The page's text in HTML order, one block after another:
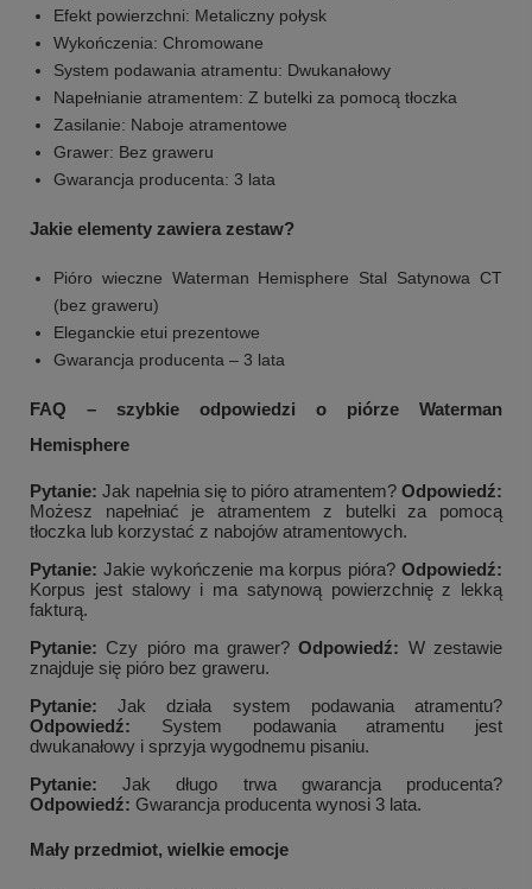
Efekt powierzchni: Metaliczny połysk
Wykończenia: Chromowane
System podawania atramentu: Dwukanałowy
Napełnianie atramentem: Z butelki za pomocą tłoczka
Zasilanie: Naboje atramentowe
Grawer: Bez graweru
Gwarancja producenta: 3 lata
Jakie elementy zawiera zestaw?
Pióro wieczne Waterman Hemisphere Stal Satynowa CT
(bez graweru)
Eleganckie etui prezentowe
Gwarancja producenta – 3 lata
FAQ – szybkie odpowiedzi o piórze Waterman
Hemisphere
Pytanie: Jak napełnia się to pióro atramentem? Odpowiedź:
Możesz napełniać je atramentem z butelki za pomocą
tłoczka lub korzystać z nabojów atramentowych.
Pytanie: Jakie wykończenie ma korpus pióra? Odpowiedź:
Korpus jest stalowy i ma satynową powierzchnię z lekką
fakturą.
Pytanie: Czy pióro ma grawer?Odpowiedź: W zestawie
znajduje się pióro bez graweru.
Pytanie: Jak działa system podawania atramentu?
Odpowiedź: System podawania atramentu jest
dwukanałowy i sprzyja wygodnemu pisaniu.
Pytanie: Jak długo trwa gwarancja producenta?
Odpowiedź: Gwarancja producenta wynosi 3 lata.
Mały przedmiot, wielkie emocje